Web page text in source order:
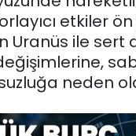
etkiler
Uranüs ile sert
neden
Haberleri